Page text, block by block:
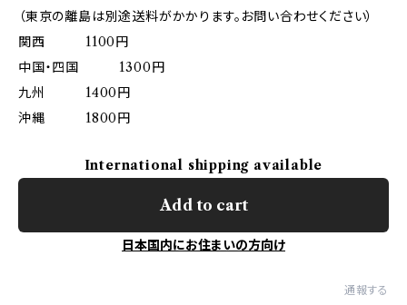
（東京の離島は別途送料がかかります。お問い合わせください）
関西 1100円
中国・四国 1300円
九州 1400円
沖縄 1800円
International shipping available
Add to cart
日本国内にお住まいの方向け
通報する